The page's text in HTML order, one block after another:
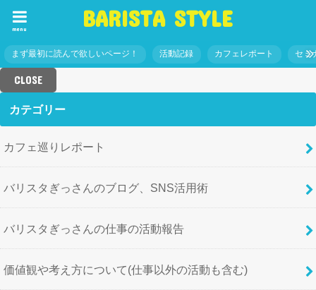
BARISTA STYLE
menu
まず最初に読んで欲しいページ！ 活動記録 カフェレポート セミ
CLOSE
カテゴリー
カフェ巡りレポート
バリスタぎっさんのブログ、SNS活用術
バリスタぎっさんの仕事の活動報告
価値観や考え方について(仕事以外の活動も含む)